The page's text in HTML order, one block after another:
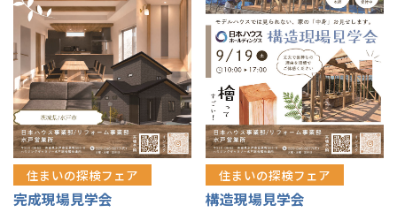
住まいの探検フェア
完成現場見学会
住まいの探検フェア
構造現場見学会